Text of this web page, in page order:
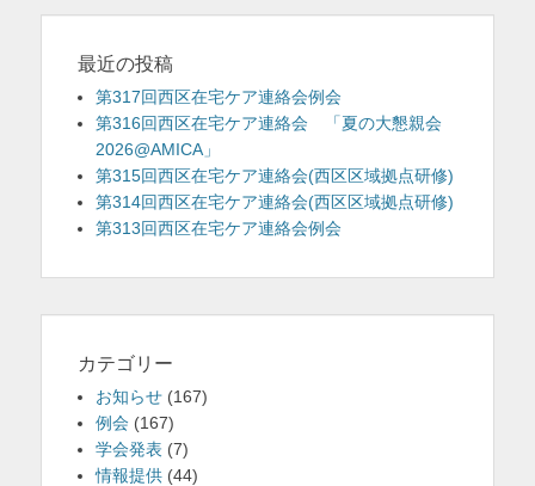
ン
最近の投稿
第317回西区在宅ケア連絡会例会
第316回西区在宅ケア連絡会 「夏の大懇親会
2026@AMICA」
第315回西区在宅ケア連絡会(西区区域拠点研修)
第314回西区在宅ケア連絡会(西区区域拠点研修)
第313回西区在宅ケア連絡会例会
カテゴリー
お知らせ (167)
例会 (167)
学会発表 (7)
情報提供 (44)